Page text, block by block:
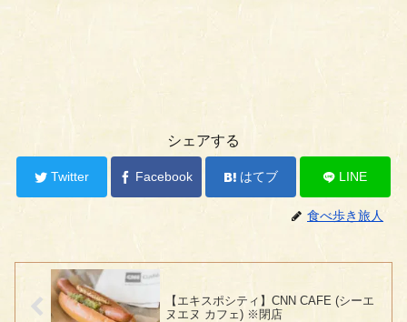
シェアする
Twitter Facebook はてブ LINE
食べ歩き旅人
【エキスポシティ】CNN CAFE (シーエ
ヌエヌ カフェ) ※閉店